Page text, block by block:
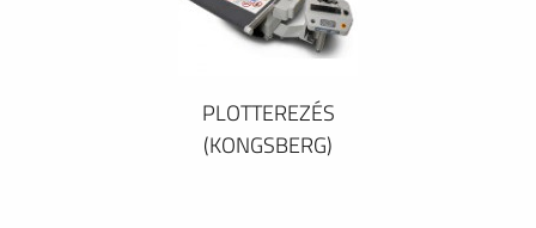
PLOTTEREZÉS
(KONGSBERG)